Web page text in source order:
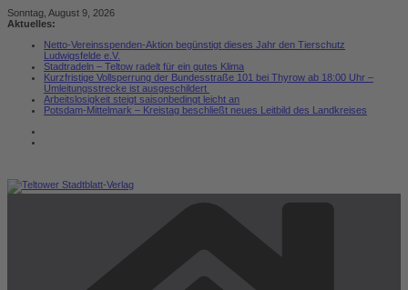
Zum
Inhalt
Sonntag, August 9, 2026
Aktuelles:
Netto-Vereinsspenden-Aktion begünstigt dieses Jahr den Tierschutz
Ludwigsfelde e.V.
Stadtradeln – Teltow radelt für ein gutes Klima
Kurzfristige Vollsperrung der Bundesstraße 101 bei Thyrow ab 18:00 Uhr –
Umleitungsstrecke ist ausgeschildert
Arbeitslosigkeit steigt saisonbedingt leicht an
Potsdam-Mittelmark – Kreistag beschließt neues Leitbild des Landkreises